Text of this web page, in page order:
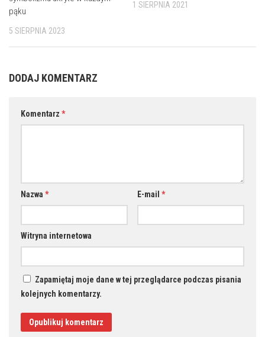
pąku
5 SIERPNIA 2023
1 SIERPNIA 2021
DODAJ KOMENTARZ
Komentarz *
Nazwa * E-mail *
Witryna internetowa
Zapamiętaj moje dane w tej przeglądarce podczas pisania
kolejnych komentarzy.